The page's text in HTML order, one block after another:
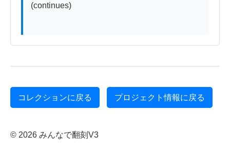
(continues)
コレクションに戻る プロジェクト情報に戻る
© 2026 みんなで翻刻V3